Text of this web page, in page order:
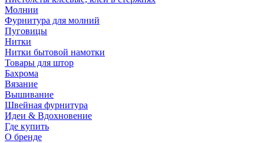
Молнии
Фурнитура для молний
Пуговицы
Нитки
Нитки бытовой намотки
Товары для штор
Бахрома
Вязание
Вышивание
Швейная фурнитура
Идеи & Вдохновение
Где купить
О бренде